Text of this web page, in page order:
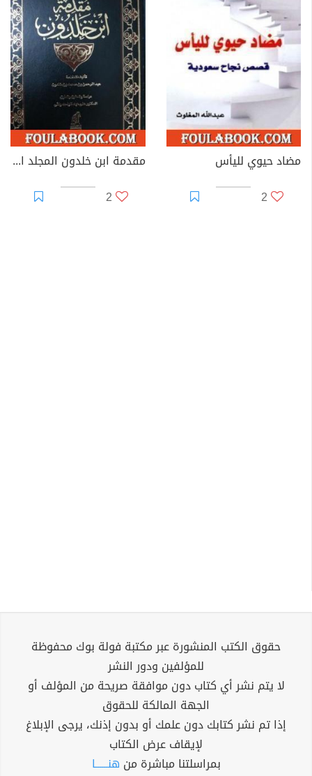
مضاد حيوي لليأس
2
مقدمة ابن خلدون المجلد الثاني
2
حقوق الكتب المنشورة عبر مكتبة فولة بوك محفوظة
للمؤلفين ودور النشر
لا يتم نشر أي كتاب دون موافقة صريحة من المؤلف أو
الجهة المالكة للحقوق
إذا تم نشر كتابك دون علمك أو بدون إذنك، يرجى الإبلاغ
لإيقاف عرض الكتاب
بمراسلتنا مباشرة من هنــــــا